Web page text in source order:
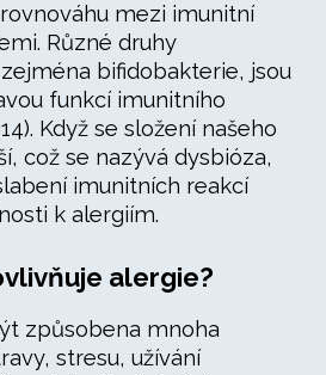
mezi imunitní
Různé druhy
bifidobakterie, jsou
funkcí imunitního
Když se složení našeho
což se nazývá dysbióza,
imunitních reakcí
k alergiím.
alergie?
způsobena mnoha
stresu, užívání